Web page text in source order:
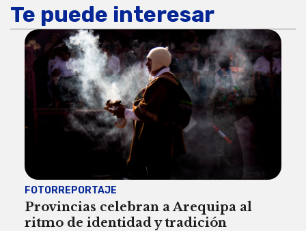
Te puede interesar
FOTORREPORTAJE
Provincias celebran a Arequipa al
ritmo de identidad y tradición